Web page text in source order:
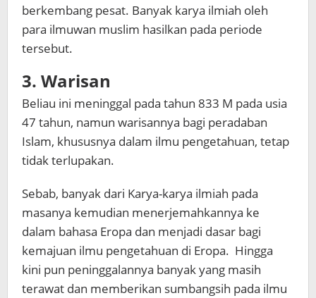
berkembang pesat. Banyak karya ilmiah oleh
para ilmuwan muslim hasilkan pada periode
tersebut.
3. Warisan
Beliau ini meninggal pada tahun 833 M pada usia
47 tahun, namun warisannya bagi peradaban
Islam, khususnya dalam ilmu pengetahuan, tetap
tidak terlupakan.
Sebab, banyak dari Karya-karya ilmiah pada
masanya kemudian menerjemahkannya ke
dalam bahasa Eropa dan menjadi dasar bagi
kemajuan ilmu pengetahuan di Eropa. Hingga
kini pun peninggalannya banyak yang masih
terawat dan memberikan sumbangsih pada ilmu